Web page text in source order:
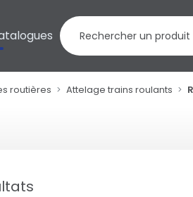
routières Attelage trains roulants